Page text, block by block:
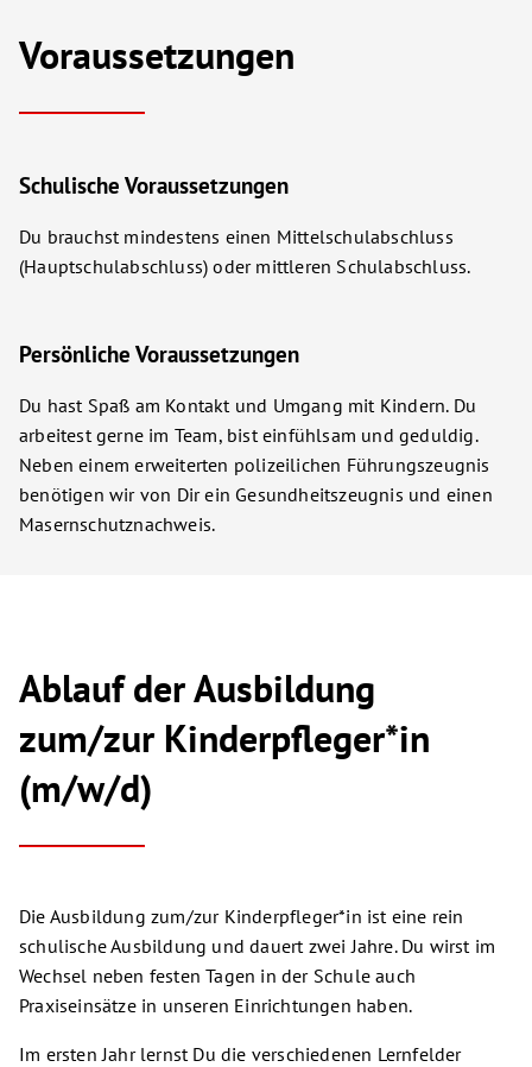
Voraussetzungen
Schulische Voraussetzungen
Du brauchst mindestens einen Mittelschulabschluss
(Hauptschulabschluss) oder mittleren Schulabschluss.
Persönliche Voraussetzungen
Du hast Spaß am Kontakt und Umgang mit Kindern. Du
arbeitest gerne im Team, bist einfühlsam und geduldig.
Neben einem erweiterten polizeilichen Führungszeugnis
benötigen wir von Dir ein Gesundheitszeugnis und einen
Masernschutznachweis.
Ablauf der Ausbildung
zum/zur Kinderpfleger*in
(m/w/d)
Die Ausbildung zum/zur Kinderpfleger*in ist eine rein
schulische Ausbildung und dauert zwei Jahre. Du wirst im
Wechsel neben festen Tagen in der Schule auch
Praxiseinsätze in unseren Einrichtungen haben.
Im ersten Jahr lernst Du die verschiedenen Lernfelder